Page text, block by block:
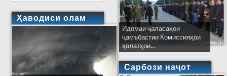
Ҳаводиси олам
Идомаи ҷаласаҳои
ҷамъбастии Комиссияҳои
ҳолатҳои...
Сарбози наҷот